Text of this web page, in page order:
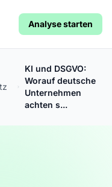
Analyse starten
KI und DSGVO:
Worauf deutsche
Unternehmen
achten s...